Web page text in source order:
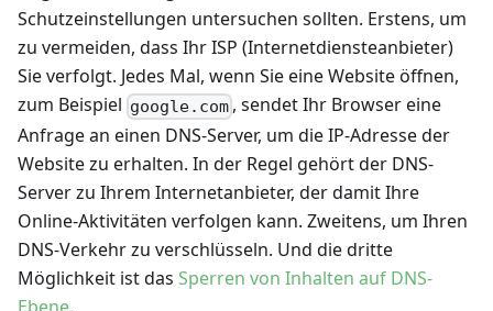
Schutzeinstellungen untersuchen sollten. Erstens, um
zu vermeiden, dass Ihr ISP (Internetdiensteanbieter)
Sie verfolgt. Jedes Mal, wenn Sie eine Website öffnen,
zum Beispiel google.com , sendet Ihr Browser eine
Anfrage an einen DNS-Server, um die IP-Adresse der
Website zu erhalten. In der Regel gehört der DNS-
Server zu Ihrem Internetanbieter, der damit Ihre
Online-Aktivitäten verfolgen kann. Zweitens, um Ihren
DNS-Verkehr zu verschlüsseln. Und die dritte
Möglichkeit ist das Sperren von Inhalten auf DNS-